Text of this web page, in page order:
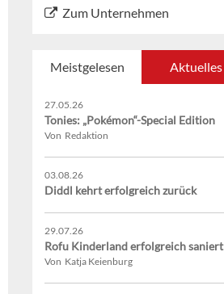
Zum Unternehmen
Meistgelesen Aktuelles
27.05.26
Tonies: „Pokémon“-Special Edition
Von Redaktion
03.08.26
Diddl kehrt erfolgreich zurück
29.07.26
Rofu Kinderland erfolgreich saniert
Von Katja Keienburg